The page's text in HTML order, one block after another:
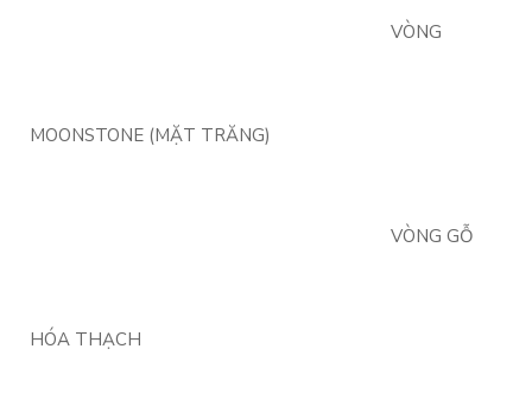
VÒNG
MOONSTONE (MẶT TRĂNG)
VÒNG GỖ
HÓA THẠCH